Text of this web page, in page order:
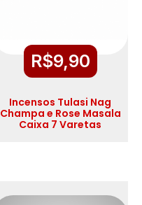
R$9,90
Incensos Tulasi Nag
Champa e Rose Masala
Caixa 7 Varetas